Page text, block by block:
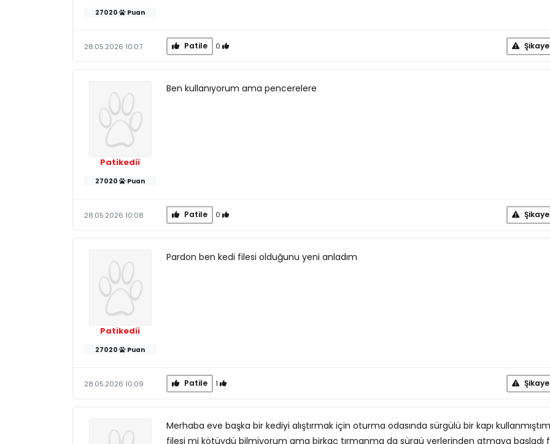
27020 Puan
28.05.2026 10:07 Patile 0
Patikedii
27020 Puan
Ben kullanıyorum ama pencerelere
28.05.2026 10:08 Patile 0
Patikedii
27020 Puan
Pardon ben kedi filesi olduğunu yeni anladım
28.05.2026 10:09 Patile 1
Merhaba eve başka bir kediyi alıştırmak için oturma odasında sürgülü bir kapı kullanmıştım
filesi mi kötüydü bilmiyorum ama birkaç tırmanma da sürgü yerlerinden atmaya başladı